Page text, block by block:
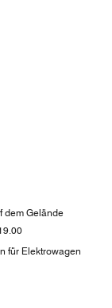
dem Gelände
für Elektrowagen